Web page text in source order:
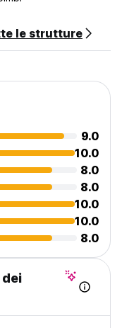
le strutture
9.0
10.0
8.0
8.0
10.0
10.0
8.0
dei